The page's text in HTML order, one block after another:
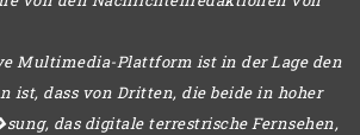
Multimedia-Plattform ist in der Lage den
ist, dass von Dritten, die beide in hoher
das digitale terrestrische Fernsehen,